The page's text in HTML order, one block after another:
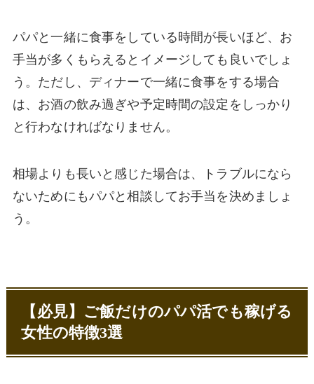
パパと一緒に食事をしている時間が長いほど、お
手当が多くもらえるとイメージしても良いでしょ
う。ただし、ディナーで一緒に食事をする場合
は、お酒の飲み過ぎや予定時間の設定をしっかり
と行わなければなりません。
相場よりも長いと感じた場合は、トラブルになら
ないためにもパパと相談してお手当を決めましょ
う。
【必見】ご飯だけのパパ活でも稼げる
女性の特徴3選